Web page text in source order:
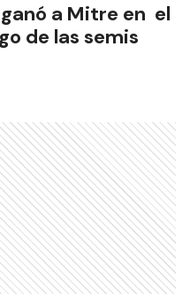
a Mitre en el
de las semis